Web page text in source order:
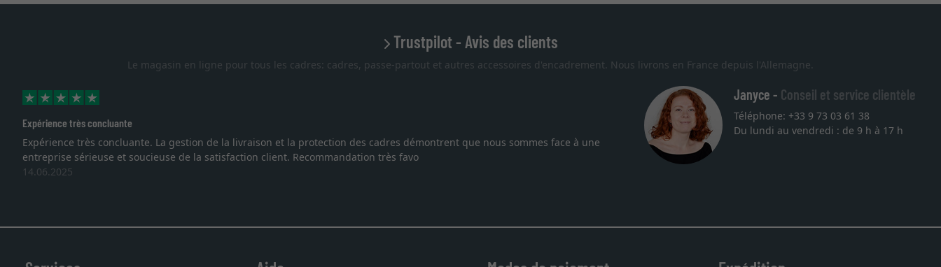
Trustpilot - Avis des clients
Le magasin en ligne pour tous les cadres: cadres, passe-partout et autres accessoires d'encadrement. Nous livrons en France depuis l'Allemagne.
Expérience très concluante
Expérience très concluante. La gestion de la livraison et la protection des cadres démontrent que nous sommes face à une
entreprise sérieuse et soucieuse de la satisfaction client. Recommandation très favo
14.06.2025
Janyce - Conseil et service clientèle
Téléphone: +33 9 73 03 61 38
Du lundi au vendredi : de 9 h à 17 h